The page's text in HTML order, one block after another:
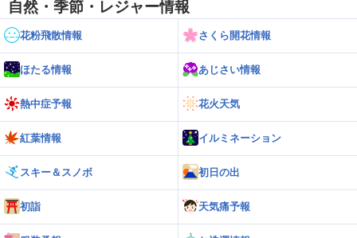
自然・季節・レジャー情報
花粉飛散情報 さくら開花情報
ほたる情報 あじさい情報
熱中症予報 花火天気
紅葉情報 イルミネーション
スキー＆スノボ 初日の出
初詣 天気痛予報